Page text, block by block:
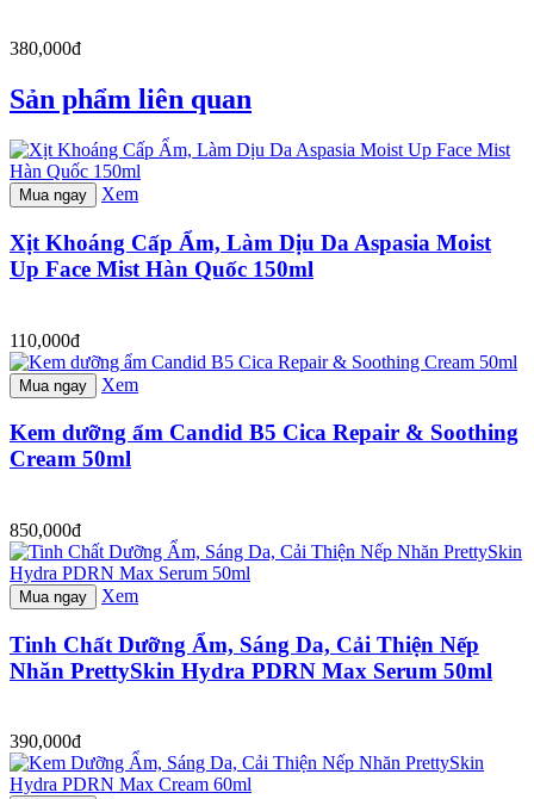
380,000đ
Sản phẩm liên quan
Mua ngay Xem
Xịt Khoáng Cấp Ẩm, Làm Dịu Da Aspasia Moist
Up Face Mist Hàn Quốc 150ml
110,000đ
Mua ngay Xem
Kem dưỡng ẩm Candid B5 Cica Repair & Soothing
Cream 50ml
850,000đ
Mua ngay Xem
Tinh Chất Dưỡng Ẩm, Sáng Da, Cải Thiện Nếp
Nhăn PrettySkin Hydra PDRN Max Serum 50ml
390,000đ